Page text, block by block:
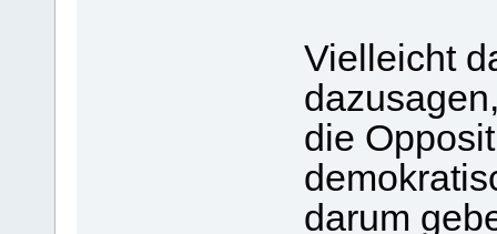
Vielleicht
die
darum